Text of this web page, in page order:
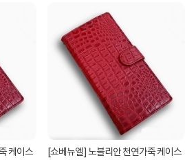
케이스
[쇼베뉴엘] 노블리안 천연가죽 케이스